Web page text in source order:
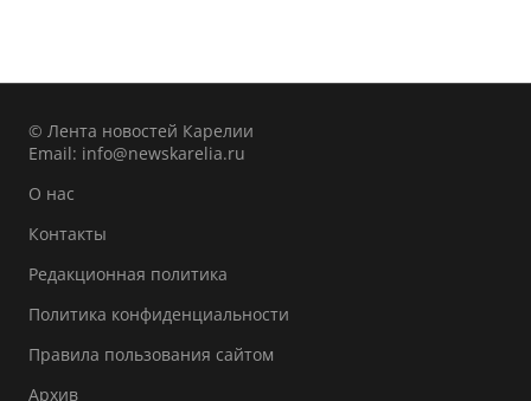
© Лента новостей Карелии
Email: info@newskarelia.ru
О нас
Контакты
Редакционная политика
Политика конфиденциальности
Правила пользования сайтом
Архив